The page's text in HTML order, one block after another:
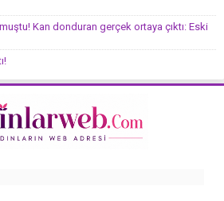
Kan donduran gerçek ortaya çıktı: Eski